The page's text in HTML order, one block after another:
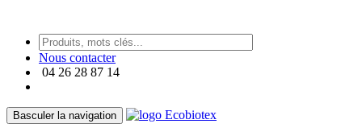
Nous contacter
04 26 28 87 14
Basculer la navigation